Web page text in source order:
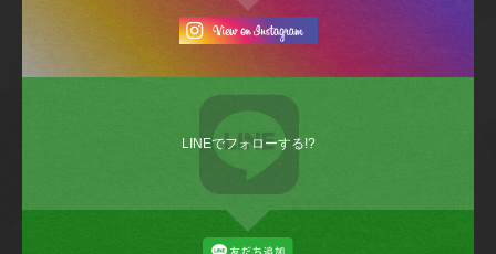
LINEでフォローする!?